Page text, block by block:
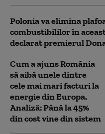
Polonia va elimina
combustibililor în
declarat premierul
Cum a ajuns România
să aibă unele dintre
cele mai mari facturi la
energie din Europa.
Analiză: Până la 45%
din cost vine din sistem